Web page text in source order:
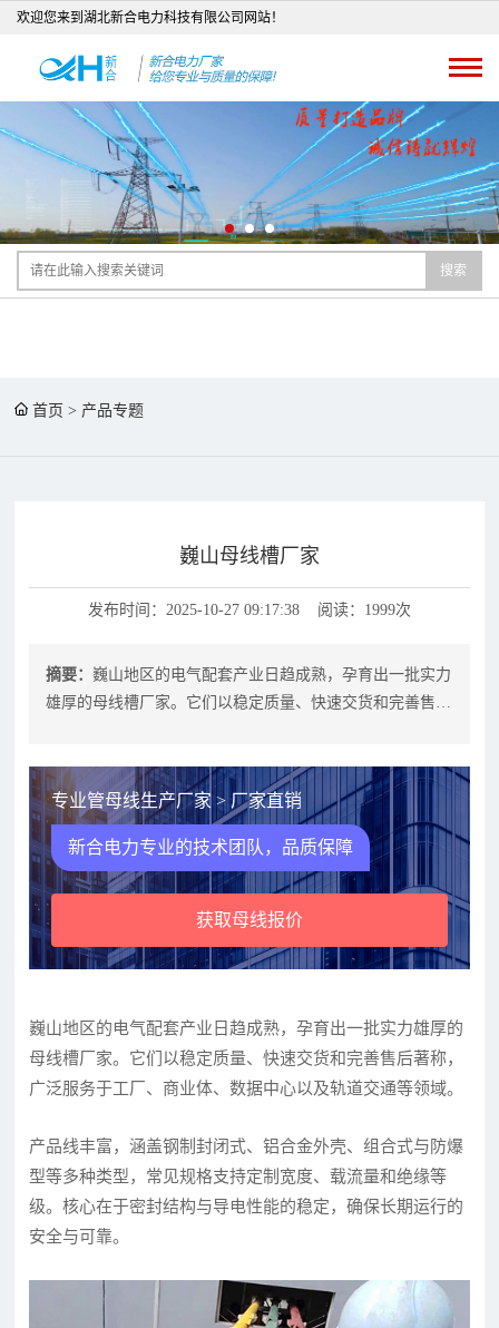
欢迎您来到湖北新合电力科技有限公司网站！
搜索
首页 > 产品专题
巍山母线槽厂家
发布时间：2025-10-27 09:17:38 阅读：1999次
摘要：巍山地区的电气配套产业日趋成熟，孕育出一批实力
雄厚的母线槽厂家。它们以稳定质量、快速交货和完善售后
专业管母线生产厂家 > 厂家直销
新合电力专业的技术团队，品质保障
获取母线报价
巍山地区的电气配套产业日趋成熟，孕育出一批实力雄厚的
母线槽厂家。它们以稳定质量、快速交货和完善售后著称，
广泛服务于工厂、商业体、数据中心以及轨道交通等领域。
产品线丰富，涵盖钢制封闭式、铝合金外壳、组合式与防爆
型等多种类型，常见规格支持定制宽度、载流量和绝缘等
级。核心在于密封结构与导电性能的稳定，确保长期运行的
安全与可靠。